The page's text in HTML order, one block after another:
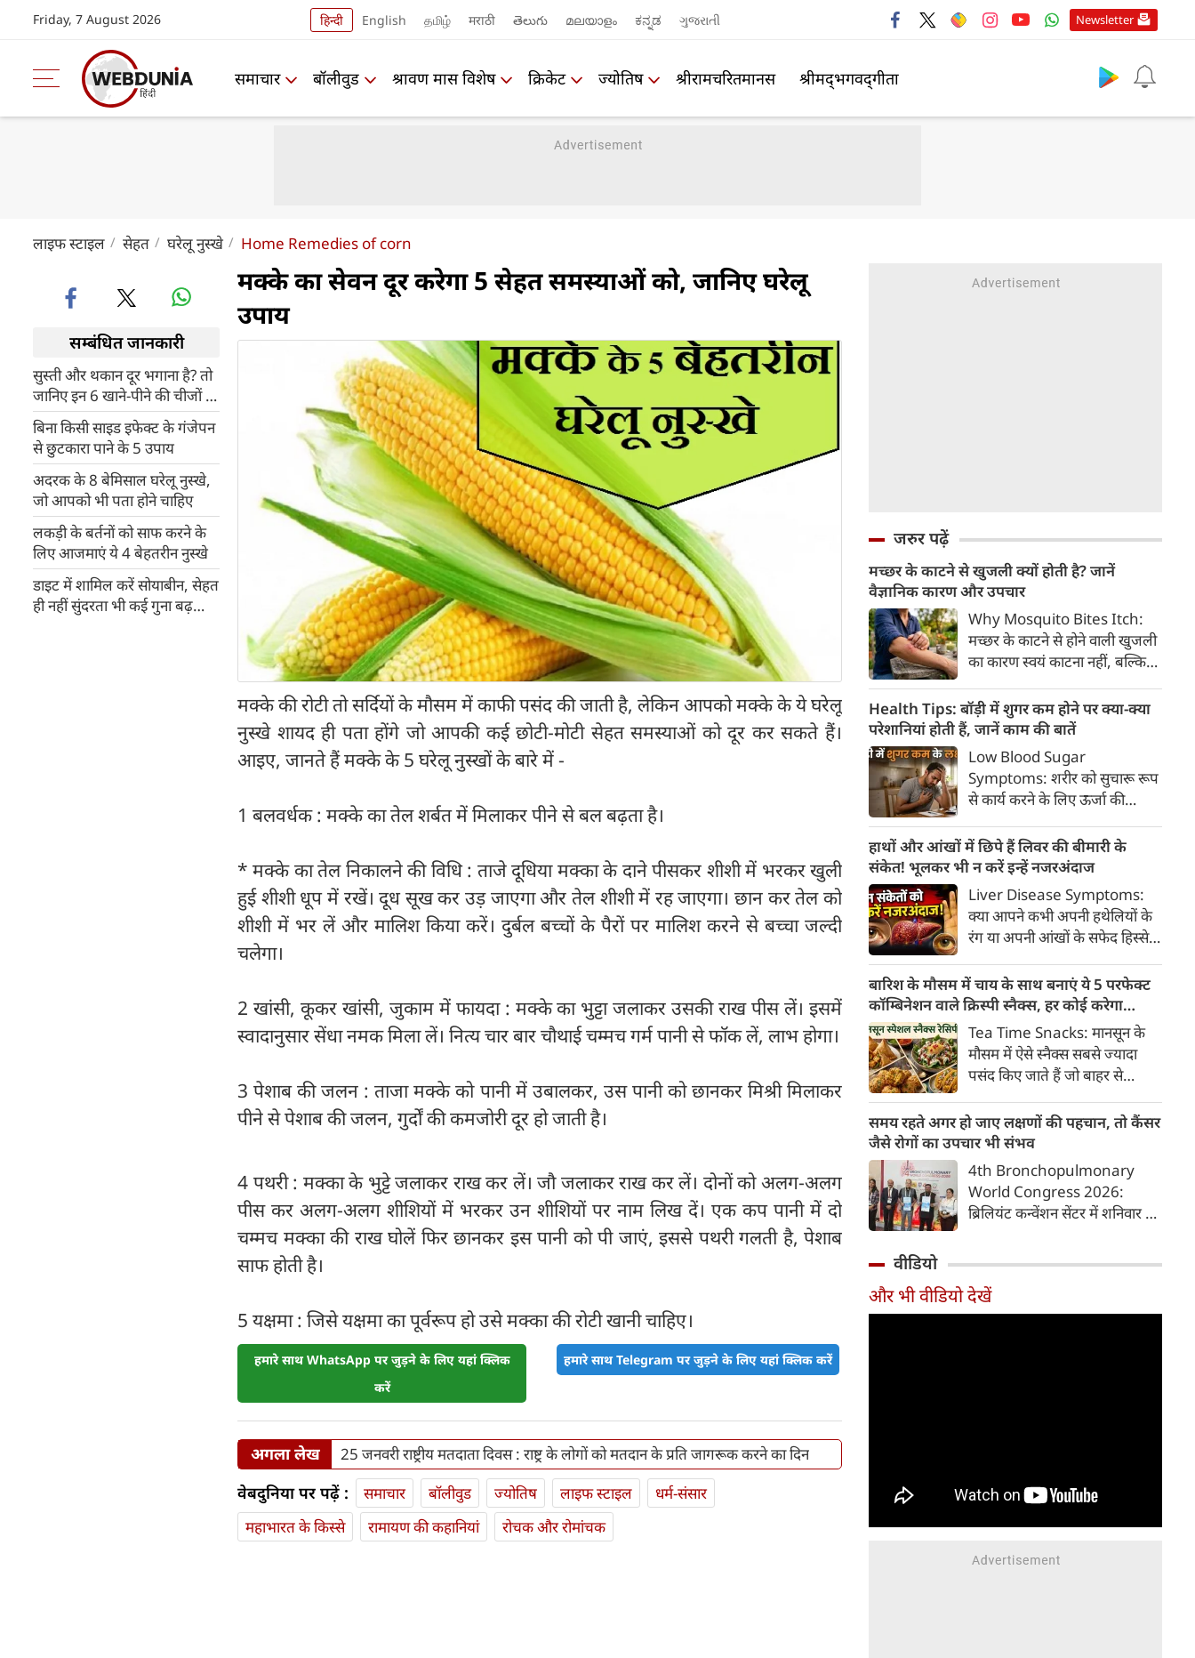
Friday, 7 August 2026 हिन्दी English தமிழ் मराठी తెలుగు മലയാളം ಕನ್ನಡ ગુજરાતી Newsletter
समाचार बॉलीवुड श्रावण मास विशेष क्रिकेट ज्योतिष श्रीरामचरितमानस श्रीमद्‍भगवद्‍गीता
लाइफ स्‍टाइल सेहत घरेलू नुस्खे Home Remedies of corn
सम्बंधित जानकारी
सुस्ती और थकान दूर भगाना है? तो
जानिए इन 6 खाने-पीने की चीजों के
बारे में
बिना किसी साइड इफेक्ट के गंजेपन
से छुटकारा पाने के 5 उपाय
अदरक के 8 बेमिसाल घरेलू नुस्खे,
जो आपको भी पता होने चाहिए
लकड़ी के बर्तनों को साफ करने के
लिए आजमाएं ये 4 बेहतरीन नुस्खे
डाइट में शामिल करें सोयाबीन, सेहत
ही नहीं सुंदरता भी कई गुना बढ़
मक्के का सेवन दूर करेगा 5 सेहत समस्याओं को, जानिए घरेलू
उपाय
मक्के की रोटी तो सर्दियों के मौसम में काफी पसंद की जाती है, लेकिन आपको मक्के के ये घरेलू
नुस्खे शायद ही पता होंगे जो आपकी कई छोटी-मोटी सेहत समस्याओं को दूर कर सकते हैं।
आइए, जानते हैं मक्के के 5 घरेलू नुस्खों के बारे में -
1 बलवर्धक : मक्के का तेल शर्बत में मिलाकर पीने से बल बढ़ता है।
* मक्के का तेल निकालने की विधि : ताजे दूधिया मक्का के दाने पीसकर शीशी में भरकर खुली
हुई शीशी धूप में रखें। दूध सूख कर उड़ जाएगा और तेल शीशी में रह जाएगा। छान कर तेल को
शीशी में भर लें और मालिश किया करें। दुर्बल बच्चों के पैरों पर मालिश करने से बच्चा जल्दी
चलेगा।
2 खांसी, कूकर खांसी, जुकाम में फायदा : मक्के का भुट्टा जलाकर उसकी राख पीस लें। इसमें
स्वादानुसार सेंधा नमक मिला लें। नित्य चार बार चौथाई चम्मच गर्म पानी से फॉक लें, लाभ होगा।
3 पेशाब की जलन : ताजा मक्के को पानी में उबालकर, उस पानी को छानकर मिश्री मिलाकर
पीने से पेशाब की जलन, गुर्दों की कमजोरी दूर हो जाती है।
4 पथरी : मक्का के भुट्टे जलाकर राख कर लें। जौ जलाकर राख कर लें। दोनों को अलग-अलग
पीस कर अलग-अलग शीशियों में भरकर उन शीशियों पर नाम लिख दें। एक कप पानी में दो
चम्मच मक्का की राख घोलें फिर छानकर इस पानी को पी जाएं, इससे पथरी गलती है, पेशाब
साफ होती है।
5 यक्षमा : जिसे यक्षमा का पूर्वरूप हो उसे मक्का की रोटी खानी चाहिए।
हमारे साथ WhatsApp पर जुड़ने के लिए यहां क्लिक
करें
हमारे साथ Telegram पर जुड़ने के लिए यहां क्लिक करें
अगला लेख 25 जनवरी राष्ट्रीय मतदाता दिवस : राष्ट्र के लोगों को मतदान के प्रति जागरूक करने का दिन
वेबदुनिया पर पढ़ें : समाचार बॉलीवुड ज्योतिष लाइफ स्‍टाइल
धर्म-संसार
महाभारत के किस्से
रामायण की कहानियां रोचक और रोमांचक
जरुर पढ़ें
मच्छर के काटने से खुजली क्यों होती है? जानें
वैज्ञानिक कारण और उपचार
Why Mosquito Bites Itch:
मच्छर के काटने से होने वाली खुजली
का कारण स्वयं काटना नहीं, बल्कि
प्रतिरक्षा प्रतिक्रिया है। हिस्टामिन के
निकलने से त्वचा पर लालिमा, सूजन
और खुजली होती है। यहां जानिए
मच्छर के काटने से खुजली क्यों होती
है, इसके पीछे का वैज्ञानिक कारण
क्या है, हिस्टामिन की क्या भूमिका
होती है और खुजली से राहत पाने के
प्रभावी घरेलू व चिकित्सीय उपाय।
Health Tips: बॉड़ी में शुगर कम होने पर क्या-क्या
परेशानियां होती हैं, जानें काम की बातें
Low Blood Sugar
Symptoms: शरीर को सुचारू रूप
से कार्य करने के लिए ऊर्जा की
का प्रमुख स्रोत ग्लूकोज यानी ब्लड
शुगर है। जब शरीर में ब्लड शुगर का
स्तर सामान्य से कम हो जाता है, तो
इस स्थिति को हाइपोग्लाइसीमिया
(Hypoglycemia) कहा जाता है।
ब्लड शुगर कम होने पर शरीर तुरंत
संकेत देना शुरू कर देता है।
हाथों और आंखों में छिपे हैं लिवर की बीमारी के
संकेत! भूलकर भी न करें इन्हें नजरअंदाज
Liver Disease Symptoms:
क्या आपने कभी अपनी हथेलियों के
रंग या अपनी आंखों के सफेद हिस्से
अक्सर हम हलकी लालिमा या आंखों
के पीलेपन को थकान समझकर टाल
देते हैं। लेकिन शरीर के ये छोटे-छोटे
बदलाव असल में एक बहुत बड़ी
चेतावनी हो सकते हैं।
बारिश के मौसम में चाय के साथ बनाएं ये 5 परफेक्ट
कॉम्बिनेशन वाले क्रिस्पी स्नैक्स, हर कोई करेगा
तारीफ
Tea Time Snacks: मानसून के
मौसम में ऐसे स्नैक्स सबसे ज्यादा
पसंद किए जाते हैं जो बाहर से
लाजवाब हों। यहां आपके लिये प्रस्तुत
हैं पकौड़ों से लेकर कॉर्न फ्रिटर्स तक
के कई मसालेदार स्नैक्स की ऐसी
रेसिपीज, जिन्हें आप घर पर कम
समय में आसानी से तैयार कर सकते
हैं।
समय रहते अगर हो जाए लक्षणों की पहचान, तो कैंसर
जैसे रोगों का उपचार भी संभव
4th Bronchopulmonary
World Congress 2026:
ब्रिलियंट कन्वेंशन सेंटर में शनिवार से
विदेश से आए पल्मोनोलॉजिस्ट,
क्रिटिकल केयर विशेषज्ञ, थोरासिक
(रजिस्ट्रेशन) कराया है।
वीडियो
और भी वीडियो देखें